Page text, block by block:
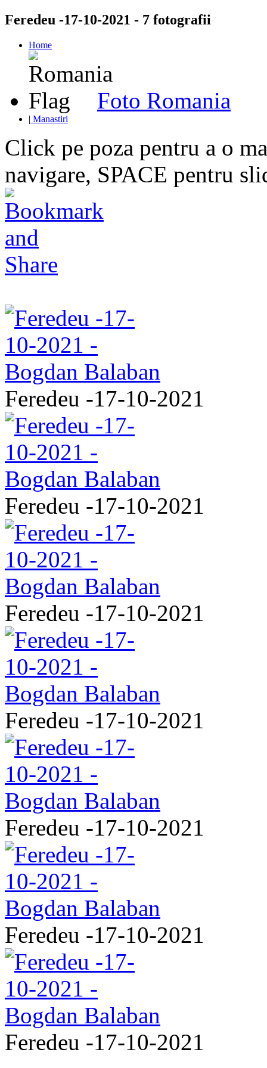
Feredeu -17-10-2021 - 7 fotografii
Home
Foto Romania
| Manastiri
Click pe poza pentru a o
navigare, SPACE pentru
Feredeu -17-10-2021
Feredeu -17-10-2021
Feredeu -17-10-2021
Feredeu -17-10-2021
Feredeu -17-10-2021
Feredeu -17-10-2021
Feredeu -17-10-2021